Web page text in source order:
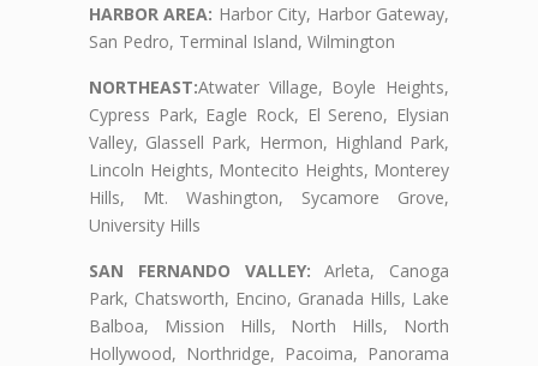
HARBOR AREA: Harbor City, Harbor Gateway,
San Pedro, Terminal Island, Wilmington
NORTHEAST:Atwater Village, Boyle Heights,
Cypress Park, Eagle Rock, El Sereno, Elysian
Valley, Glassell Park, Hermon, Highland Park,
Lincoln Heights, Montecito Heights, Monterey
Hills, Mt. Washington, Sycamore Grove,
University Hills
SAN FERNANDO VALLEY: Arleta, Canoga
Park, Chatsworth, Encino, Granada Hills, Lake
Balboa, Mission Hills, North Hills, North
Hollywood, Northridge, Pacoima, Panorama